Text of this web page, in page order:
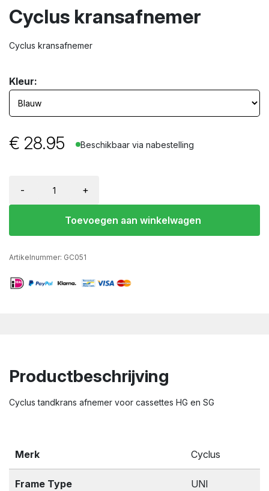
Cyclus kransafnemer
Cyclus kransafnemer
Kleur:
€ 28.95 Beschikbaar via nabestelling
- +
Toevoegen aan winkelwagen
Artikelnummer: GC051
Productbeschrijving
Cyclus tandkrans afnemer voor cassettes HG en SG
Merk Cyclus
Frame Type UNI